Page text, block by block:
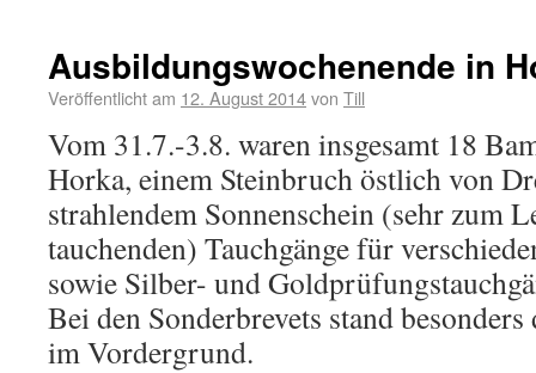
Ausbildungswochenende in
Veröffentlicht am 12. August 2014von Till
Vom 31.7.-3.8. waren insgesamt 18
Horka, einem Steinbruch östlich von
strahlendem Sonnenschein (sehr zum
tauchenden) Tauchgänge für
sowie Silber- und
Bei den Sonderbrevets stand
im Vordergrund.